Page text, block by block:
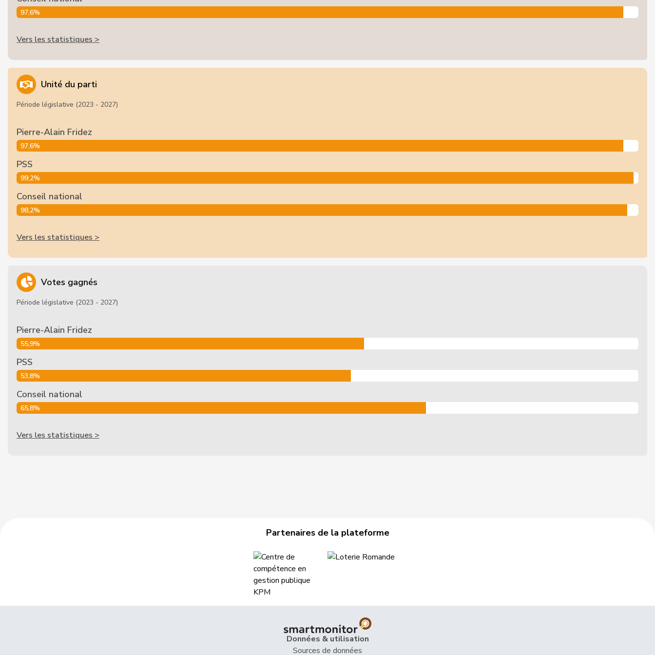
97,6%
Vers les statistiques >
Unité du parti
Période législative (2023 - 2027)
Pierre-Alain Fridez
97,6%
PSS
99,2%
Conseil national
98,2%
Vers les statistiques >
Votes gagnés
Période législative (2023 - 2027)
Pierre-Alain Fridez
55,9%
PSS
53,8%
Conseil national
65,8%
Vers les statistiques >
Partenaires de la plateforme
Données & utilisation
Sources de données